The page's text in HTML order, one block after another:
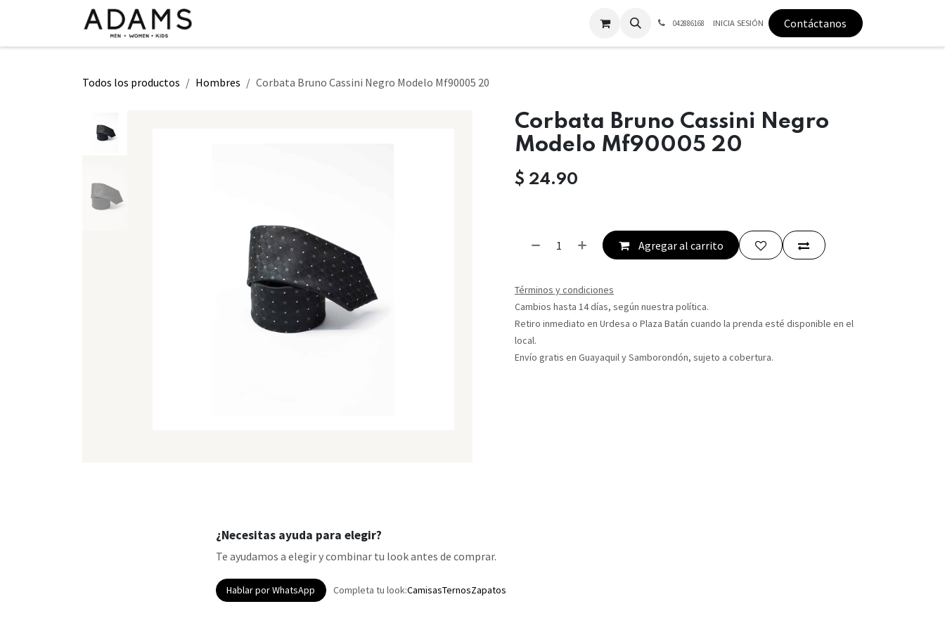
042886168 INICIA SESIÓN Contáctanos
Todos los productos Hombres Corbata Bruno Cassini Negro Modelo Mf90005 20
Corbata Bruno Cassini Negro
Modelo Mf90005 20
$ 24.90
Agregar al carrito
Términos y condiciones
Cambios hasta 14 días, según nuestra política.
Retiro inmediato en Urdesa o Plaza Batán cuando la prenda esté disponible en el
local.
Envío gratis en Guayaquil y Samborondón, sujeto a cobertura.
¿Necesitas ayuda para elegir?
Te ayudamos a elegir y combinar tu look antes de comprar.
Hablar por WhatsApp Completa tu look:CamisasTernosZapatos